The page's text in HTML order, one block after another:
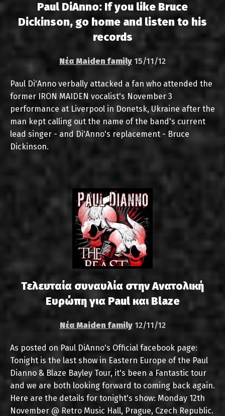
Paul DiAnno: If you like Bruce
Dickinson, go home and listen to his
records
Νέα Maiden family 15/11/12
Paul Di'Anno verbally attacked a fan who attended the
former IRON MAIDEN vocalist's November 3
performance at Liverpool in Donetsk, Ukraine after the
man kept calling out the name of the band's current
lead singer - and Di'Anno's replacement - Bruce
Dickinson.
Τελευταία συναυλία στην Ανατολική
Ευρώπη για Paul και Blaze
Νέα Maiden family 12/11/12
As posted on Paul DiAnno's Official facebook page:
Tonight is the last show in Eastern Europe of the Paul
Dianno & Blaze Bayley Tour, it's been a Fantastic tour
and we are both looking forward to coming back again.
Here are the details for tonight's show: Monday 12th
November @ Retro Music Hall, Prague, Czech Republic.